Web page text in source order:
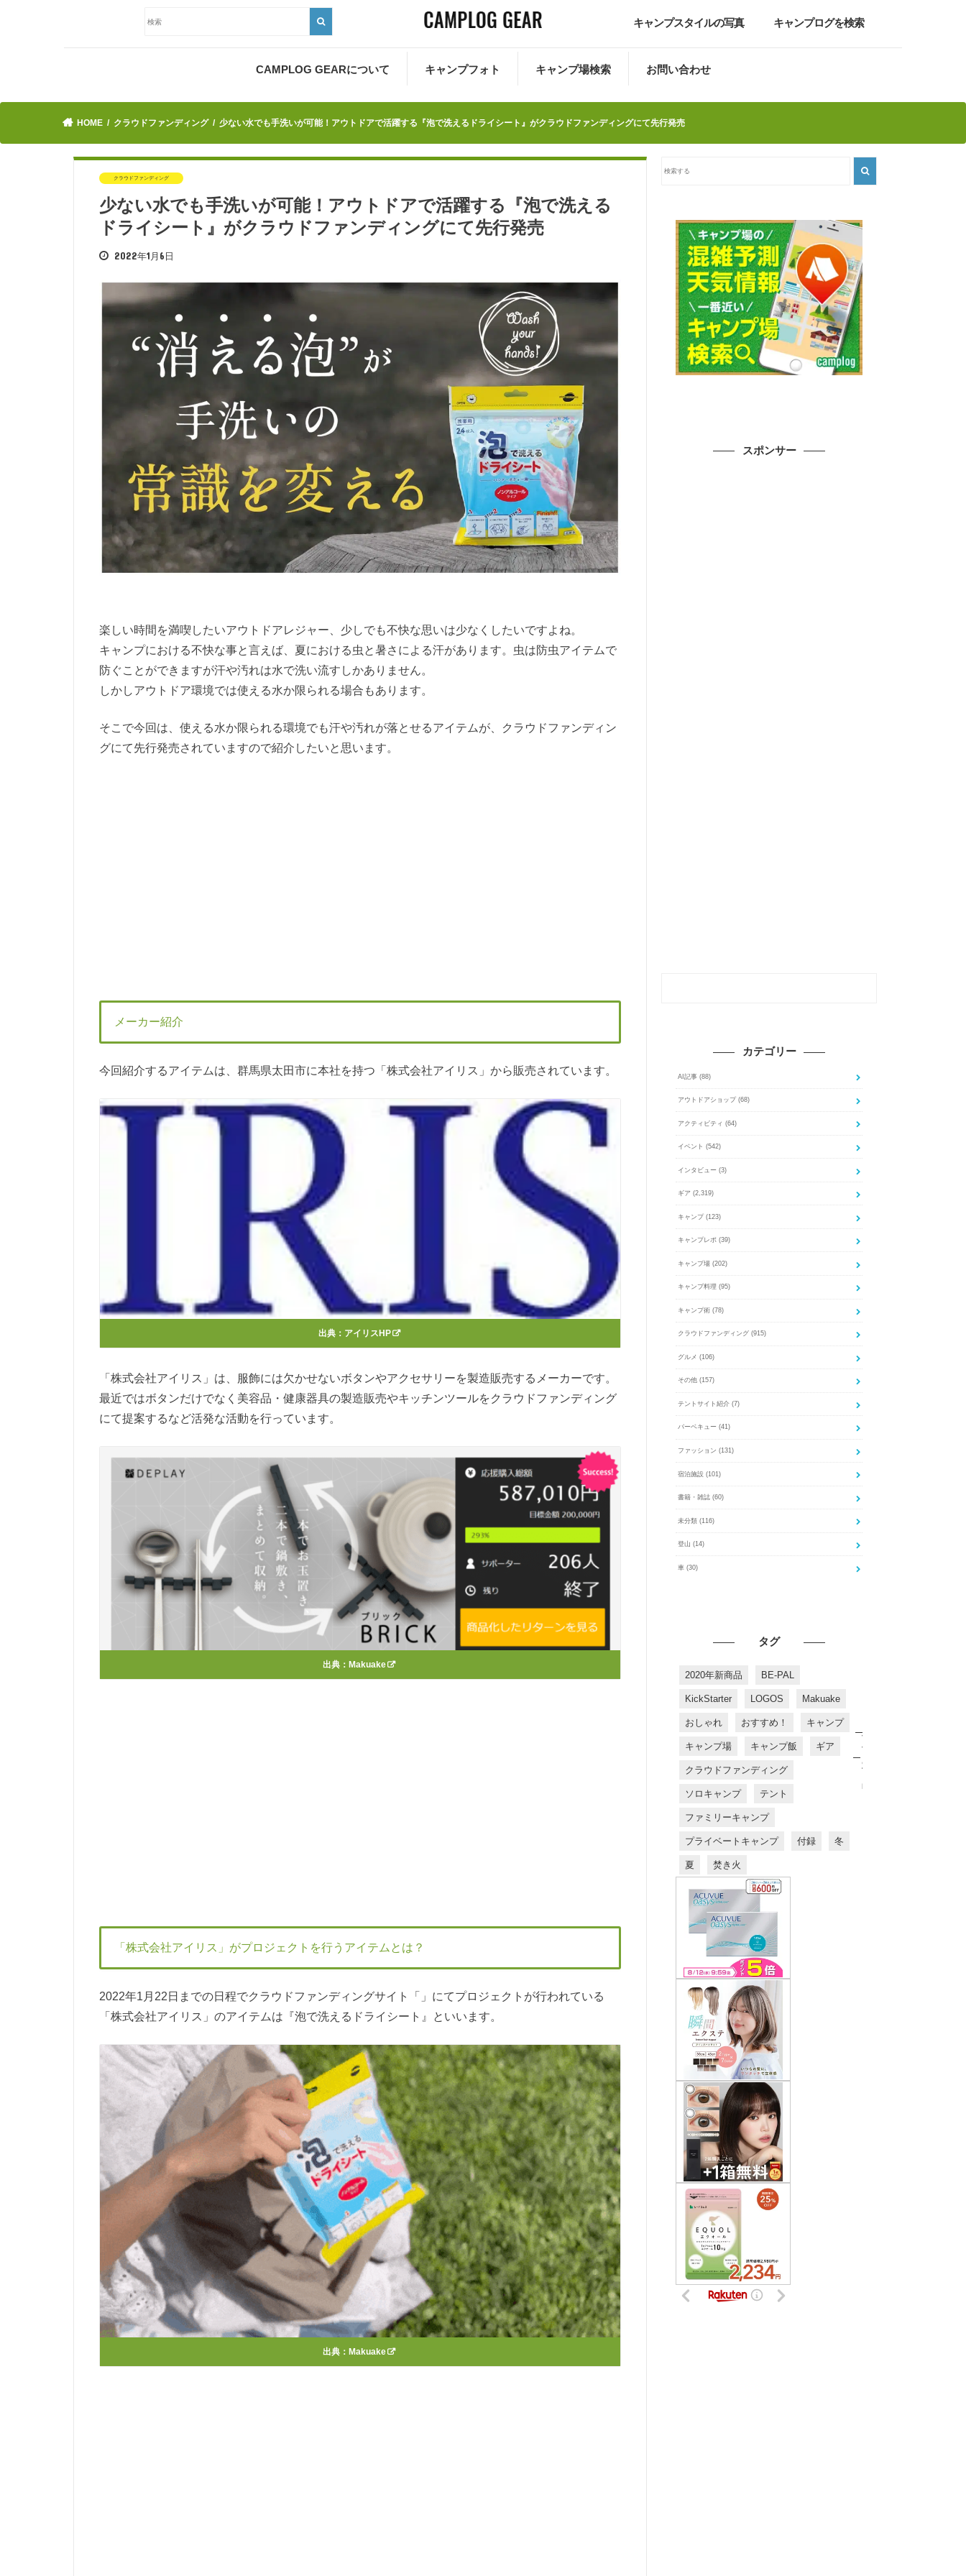
キャンプスタイルの写真 キャンプログを検索
CAMPLOG GEARについて キャンプフォト キャンプ場検索 お問い合わせ
HOME クラウドファンディング 少ない水でも手洗いが可能！アウトドアで活躍する『泡で洗えるドライシート』がクラウドファンディングにて先行発売
クラウドファンディング
少ない水でも手洗いが可能！アウトドアで活躍する『泡で洗える
ドライシート』がクラウドファンディングにて先行発売
2022年1月6日
楽しい時間を満喫したいアウトドアレジャー、少しでも不快な思いは少なくしたいですよね。
キャンプにおける不快な事と言えば、夏における虫と暑さによる汗があります。虫は防虫アイテムで
防ぐことができますが汗や汚れは水で洗い流すしかありません。
しかしアウトドア環境では使える水か限られる場合もあります。
そこで今回は、使える水か限られる環境でも汗や汚れが落とせるアイテムが、クラウドファンディン
グにて先行発売されていますので紹介したいと思います。
メーカー紹介
今回紹介するアイテムは、群馬県太田市に本社を持つ「株式会社アイリス」から販売されています。
出典： アイリスHP
「株式会社アイリス」は、服飾には欠かせないボタンやアクセサリーを製造販売するメーカーです。
最近ではボタンだけでなく美容品・健康器具の製造販売やキッチンツールをクラウドファンディング
にて提案するなど活発な活動を行っています。
出典： Makuake
「株式会社アイリス」がプロジェクトを行うアイテムとは？
2022年1月22日までの日程でクラウドファンディングサイト「」にてプロジェクトが行われている
「株式会社アイリス」のアイテムは『泡で洗えるドライシート』といいます。
出典：Makuake
スポンサー
カテゴリー
AI記事 (88)
アウトドアショップ (68)
アクティビティ (64)
イベント (542)
インタビュー (3)
ギア (2,319)
キャンプ (123)
キャンプレポ (39)
キャンプ場 (202)
キャンプ料理 (95)
キャンプ術 (78)
クラウドファンディング (915)
グルメ (106)
その他 (157)
テントサイト紹介 (7)
バーベキュー (41)
ファッション (131)
宿泊施設 (101)
書籍・雑誌 (60)
未分類 (116)
登山 (14)
車 (30)
タグ
2020年新商品 BE-PAL
KickStarter LOGOS Makuake
おしゃれ おすすめ！ キャンプ
キャンプ場 キャンプ飯 ギア
クラウドファンディング
ソロキャンプ テント
ファミリーキャンプ
プライベートキャンプ 付録 冬
夏 焚き火
す
す
め
商
品